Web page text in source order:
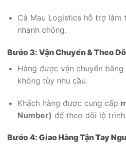
Cà Mau Logistics hỗ trợ làm
nhanh chóng.
Bước 3: Vận Chuyển & Theo
Hàng được vận chuyển
không tùy nhu cầu.
Khách hàng được cung cấp
Number) để theo dõi lộ trình.
Bước 4: Giao Hàng Tận Tay